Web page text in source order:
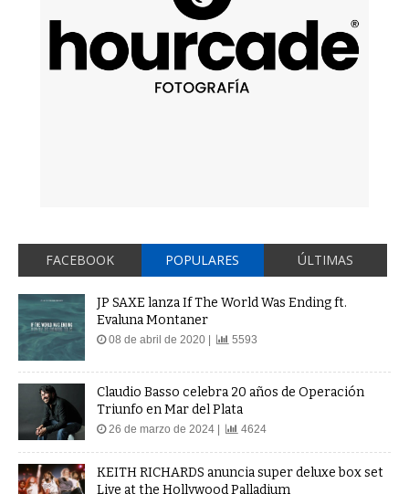
FACEBOOK POPULARES ÚLTIMAS
JP SAXE lanza If The World Was Ending ft.
Evaluna Montaner
08 de abril de 2020 | 5593
Claudio Basso celebra 20 años de Operación
Triunfo en Mar del Plata
26 de marzo de 2024 | 4624
KEITH RICHARDS anuncia super deluxe box set
Live at the Hollywood Palladium